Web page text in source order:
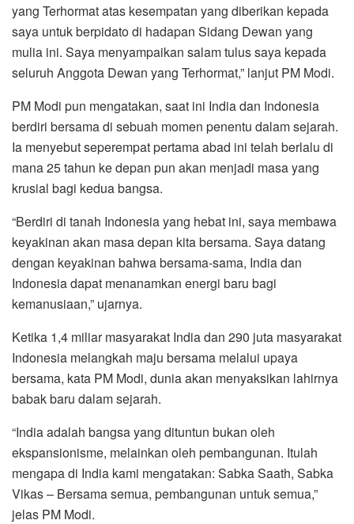
yang Terhormat atas kesempatan yang diberikan kepada
saya untuk berpidato di hadapan Sidang Dewan yang
mulia ini. Saya menyampaikan salam tulus saya kepada
seluruh Anggota Dewan yang Terhormat,” lanjut PM Modi.
PM Modi pun mengatakan, saat ini India dan Indonesia
berdiri bersama di sebuah momen penentu dalam sejarah.
Ia menyebut seperempat pertama abad ini telah berlalu di
mana 25 tahun ke depan pun akan menjadi masa yang
krusial bagi kedua bangsa.
“Berdiri di tanah Indonesia yang hebat ini, saya membawa
keyakinan akan masa depan kita bersama. Saya datang
dengan keyakinan bahwa bersama-sama, India dan
Indonesia dapat menanamkan energi baru bagi
kemanusiaan,” ujarnya.
Ketika 1,4 miliar masyarakat India dan 290 juta masyarakat
Indonesia melangkah maju bersama melalui upaya
bersama, kata PM Modi, dunia akan menyaksikan lahirnya
babak baru dalam sejarah.
“India adalah bangsa yang dituntun bukan oleh
ekspansionisme, melainkan oleh pembangunan. Itulah
mengapa di India kami mengatakan: Sabka Saath, Sabka
Vikas – Bersama semua, pembangunan untuk semua,”
jelas PM Modi.